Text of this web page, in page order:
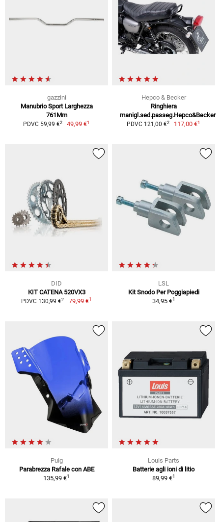
gazzini
Manubrio Sport Larghezza
761Mm
PDVC 59,99 €2 49,99 €1
Hepco & Becker
Ringhiera
manigl.sed.passeg.Hepco&Becker
PDVC 121,00 €2 117,00 €1
DID
KIT CATENA 520VX3
PDVC 130,99 €2 79,99 €1
LSL
Kit Snodo Per Poggiapiedi
34,95 €1
Puig
Parabrezza Rafale con ABE
135,99 €1
Louis Parts
Batterie agli ioni di litio
89,99 €1